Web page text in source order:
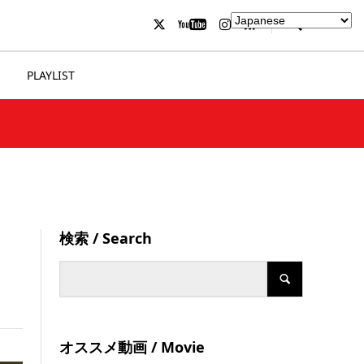
PLAYLIST
検索 / Search
オススメ動画 / Movie